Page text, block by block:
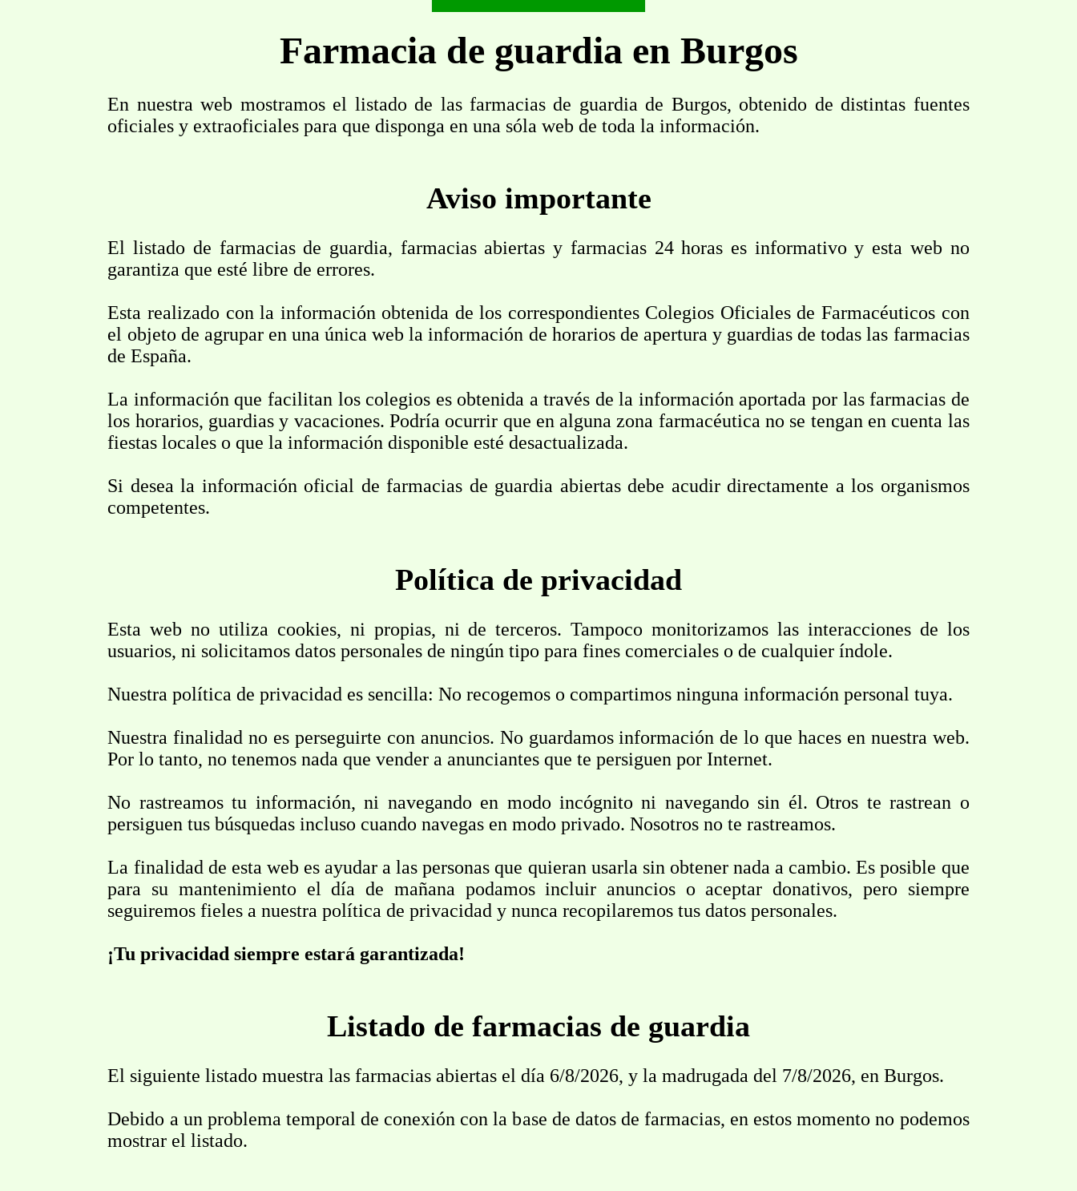
Farmacia de guardia en Burgos
En nuestra web mostramos el listado de las farmacias de guardia de Burgos, obtenido de distintas fuentes
oficiales y extraoficiales para que disponga en una sóla web de toda la información.
Aviso importante
El listado de farmacias de guardia, farmacias abiertas y farmacias 24 horas es informativo y esta web no
garantiza que esté libre de errores.
Esta realizado con la información obtenida de los correspondientes Colegios Oficiales de Farmacéuticos con
el objeto de agrupar en una única web la información de horarios de apertura y guardias de todas las farmacias
de España.
La información que facilitan los colegios es obtenida a través de la información aportada por las farmacias de
los horarios, guardias y vacaciones. Podría ocurrir que en alguna zona farmacéutica no se tengan en cuenta las
fiestas locales o que la información disponible esté desactualizada.
Si desea la información oficial de farmacias de guardia abiertas debe acudir directamente a los organismos
competentes.
Política de privacidad
Esta web no utiliza cookies, ni propias, ni de terceros. Tampoco monitorizamos las interacciones de los
usuarios, ni solicitamos datos personales de ningún tipo para fines comerciales o de cualquier índole.
Nuestra política de privacidad es sencilla: No recogemos o compartimos ninguna información personal tuya.
Nuestra finalidad no es perseguirte con anuncios. No guardamos información de lo que haces en nuestra web.
Por lo tanto, no tenemos nada que vender a anunciantes que te persiguen por Internet.
No rastreamos tu información, ni navegando en modo incógnito ni navegando sin él. Otros te rastrean o
persiguen tus búsquedas incluso cuando navegas en modo privado. Nosotros no te rastreamos.
La finalidad de esta web es ayudar a las personas que quieran usarla sin obtener nada a cambio. Es posible que
para su mantenimiento el día de mañana podamos incluir anuncios o aceptar donativos, pero siempre
seguiremos fieles a nuestra política de privacidad y nunca recopilaremos tus datos personales.
¡Tu privacidad siempre estará garantizada!
Listado de farmacias de guardia
El siguiente listado muestra las farmacias abiertas el día 6/8/2026, y la madrugada del 7/8/2026, en Burgos.
Debido a un problema temporal de conexión con la base de datos de farmacias, en estos momento no podemos
mostrar el listado.